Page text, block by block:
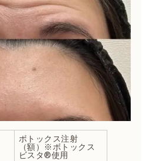
ボトックス注射
（額）※ボトックス
ビスタ®使用